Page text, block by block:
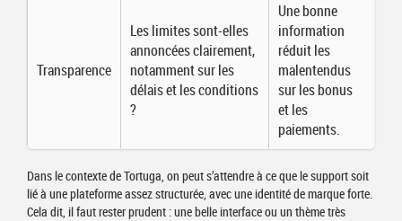
Transparence
Les limites sont-elles
annoncées clairement,
notamment sur les
délais et les conditions
?
Une bonne
information
réduit les
malentendus
sur les bonus
et les
paiements.
Dans le contexte de Tortuga, on peut s’attendre à ce que le support soit
lié à une plateforme assez structurée, avec une identité de marque forte.
Cela dit, il faut rester prudent : une belle interface ou un thème très